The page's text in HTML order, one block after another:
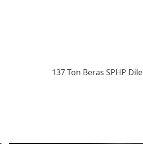
137 Ton Beras SPHP